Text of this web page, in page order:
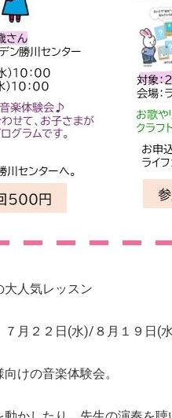
人気レッスン
月２２日(水)/８月１９日(
けの音楽体験会。